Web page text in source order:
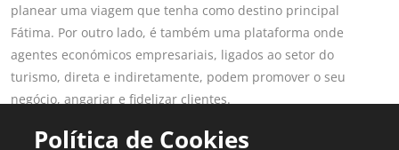
planear uma viagem que tenha como destino principal
Fátima. Por outro lado, é também uma plataforma onde
agentes económicos empresariais, ligados ao setor do
turismo, direta e indiretamente, podem promover o seu
negócio, angariar e fidelizar clientes.
Saber mais
Política de Cookies